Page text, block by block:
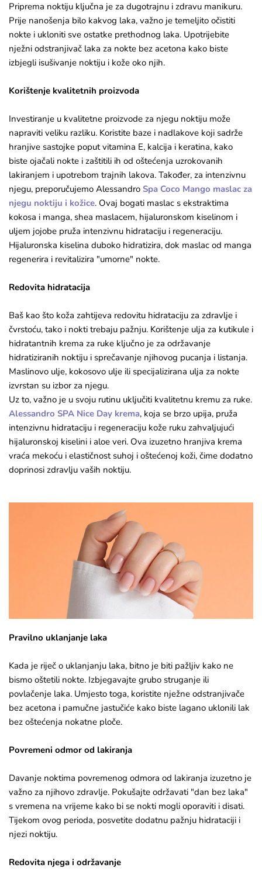
Priprema noktiju ključna je za dugotrajnu i zdravu manikuru.
Prije nanošenja bilo kakvog laka, važno je temeljito očistiti
nokte i ukloniti sve ostatke prethodnog laka. Upotrijebite
nježni odstranjivač laka za nokte bez acetona kako biste
izbjegli isušivanje noktiju i kože oko njih.
Korištenje kvalitetnih proizvoda
Investiranje u kvalitetne proizvode za njegu noktiju može
napraviti veliku razliku. Koristite baze i nadlakove koji sadrže
hranjive sastojke poput vitamina E, kalcija i keratina, kako
biste ojačali nokte i zaštitili ih od oštećenja uzrokovanih
lakiranjem i upotrebom trajnih lakova. Također, za intenzivnu
njegu, preporučujemo Alessandro Spa Coco Mango maslac za
njegu noktiju i kožice. Ovaj bogati maslac s ekstraktima
kokosa i manga, shea maslacem, hijaluronskom kiselinom i
uljem jojobe pruža intenzivnu hidrataciju i regeneraciju.
Hijaluronska kiselina duboko hidratizira, dok maslac od manga
regenerira i revitalizira "umorne" nokte.
Redovita hidratacija
Baš kao što koža zahtijeva redovitu hidrataciju za zdravlje i
čvrstoću, tako i nokti trebaju pažnju. Korištenje ulja za kutikule i
hidratantnih krema za ruke ključno je za održavanje
hidratiziranih noktiju i sprečavanje njihovog pucanja i listanja.
Maslinovo ulje, kokosovo ulje ili specijalizirana ulja za nokte
izvrstan su izbor za njegu.
Uz to, važno je u svoju rutinu uključiti kvalitetnu kremu za ruke.
Alessandro SPA Nice Day krema, koja se brzo upija, pruža
intenzivnu hidrataciju i regeneraciju kože ruku zahvaljujući
hijaluronskoj kiselini i aloe veri. Ova izuzetno hranjiva krema
vraća mekoću i elastičnost suhoj i oštećenoj koži, čime dodatno
doprinosi zdravlju vaših noktiju.
Pravilno uklanjanje laka
Kada je riječ o uklanjanju laka, bitno je biti pažljiv kako ne
bismo oštetili nokte. Izbjegavajte grubo struganje ili
povlačenje laka. Umjesto toga, koristite nježne odstranjivače
bez acetona i pamučne jastučiće kako biste lagano uklonili lak
bez oštećenja nokatne ploče.
Povremeni odmor od lakiranja
Davanje noktima povremenog odmora od lakiranja izuzetno je
važno za njihovo zdravlje. Pokušajte održavati "dan bez laka"
s vremena na vrijeme kako bi se nokti mogli oporaviti i disati.
Tijekom ovog perioda, posvetite dodatnu pažnju hidrataciji i
njezi noktiju.
Redovita njega i održavanje